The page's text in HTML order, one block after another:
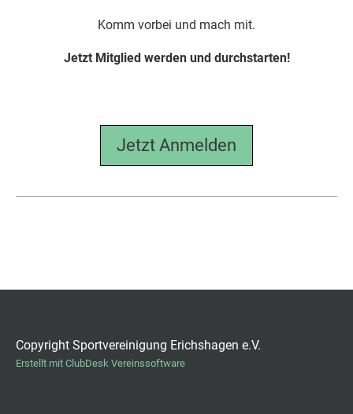
Komm vorbei und mach mit.
Jetzt Mitglied werden und durchstarten!
Jetzt Anmelden
Copyright Sportvereinigung Erichshagen e.V.
Erstellt mit ClubDesk Vereinssoftware